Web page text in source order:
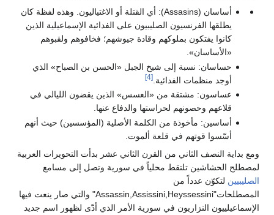
أساسان (Assasins): أي القتلة أو الاغتياليون. وهذه لفظة كان
يطلقها الفرنسيون الصليبيون على الفدائية الإسماعيلية الذين
كانوا يفتكون بملوكهم وقادة جيوشهم؛ فخافوهم ولقبوهم
«الأساسان».
حساسان: نسبة إلى شيخ الجبل «الحسن بن الصباح» الذي
أوجد منظمات الفدائية.
عساسون: مشتقة من «العسس» الذين يقضون الليالي في
قلاعهم وحصونهم لحراستها والدفاع عنها.
أساسين: مأخوذة من الكلمة الأصلية (المؤسسين) حيث أنهم
أسّسوا قوتهم في قلعة ألموت.
بداية النصف الثاني من القرن الثاني عشر بدأت التحويرات العربية
الحشاشين تلتقط محلياً في سورية وتصل إلى مسامع
لتكوّن عدداً من
المصطلحات"Assassin,Assissini,Heyssessini" والتي صار ينعت فيها
النزاريون في سورية الأمر الذي أدّى لظهور اسم جديد